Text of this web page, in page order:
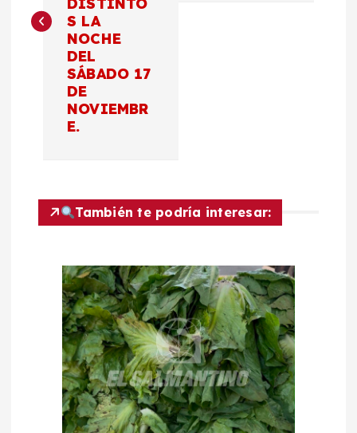
e
S LA
NOCHE
DEL
SÁBADO 17
DE
NOVIEMBR
E.
También te podría interesar: